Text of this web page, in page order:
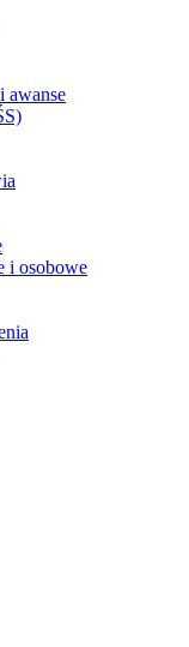
awanse
i osobowe